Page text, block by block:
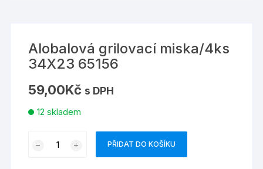
Alobalová grilovací miska/4ks
34X23 65156
59,00Kč s DPH
12 skladem
grilovací
PŘIDAT DO KOŠÍKU